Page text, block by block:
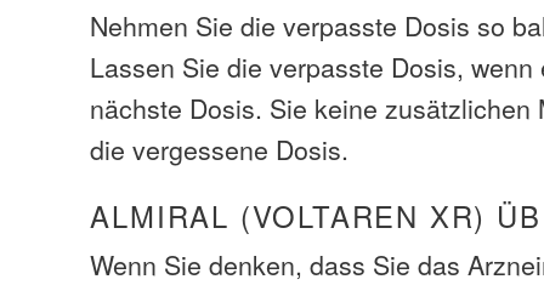
Nehmen Sie die verpasste Dosis so
Lassen Sie die verpasste Dosis,
nächste Dosis. Sie keine zusätzlichen
die vergessene Dosis.
ALMIRAL (VOLTAREN XR)
Wenn Sie denken, dass Sie das